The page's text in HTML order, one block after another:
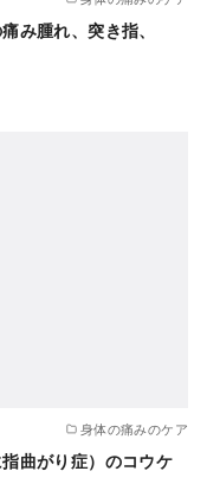
み腫れ、突き指、
身体の痛みのケア
曲がり症）のコウケ